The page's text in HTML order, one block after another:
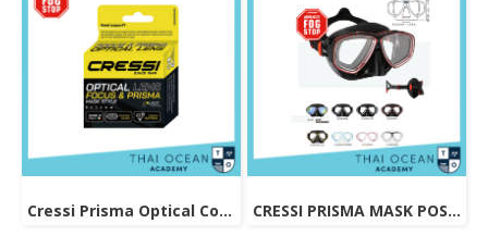
Cressi Prisma Optical Correction Lens (Positive & Negative) CRESSI PRISMA MASK POSITIVE + NEGATIVE CORRECTION MASK